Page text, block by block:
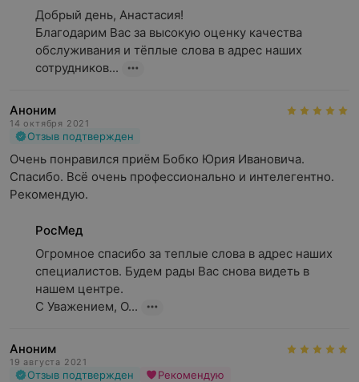
Добрый день, Анастасия!
Благодарим Вас за высокую оценку качества
обслуживания и тёплые слова в адрес наших
сотрудников...
Аноним
14 октября 2021
Отзыв подтвержден
Очень понравился приём Бобко Юрия Ивановича.
Спасибо. Всё очень профессионально и интелегентно.
Рекомендую.
РосМед
Огромное спасибо за теплые слова в адрес наших
специалистов. Будем рады Вас снова видеть в
нашем центре.
С Уважением, О...
Аноним
19 августа 2021
Отзыв подтвержден Рекомендую